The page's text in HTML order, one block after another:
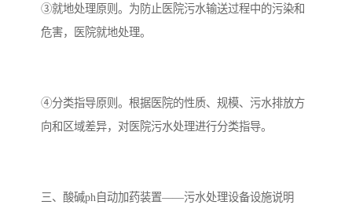
③就地处理原则。为防止医院污水输送过程中的污染和
危害，医院就地处理。
④分类指导原则。根据医院的性质、规模、污水排放方
向和区域差异，对医院污水处理进行分类指导。
三、酸碱ph自动加药装置——污水处理设备设施说明
汽车污水处理设备
疗养院污水处理设备 屠宰场污水处理